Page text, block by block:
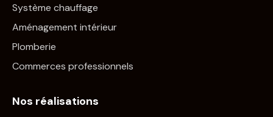
Système chauffage
Aménagement intérieur
Plomberie
Commerces professionnels
Nos réalisations